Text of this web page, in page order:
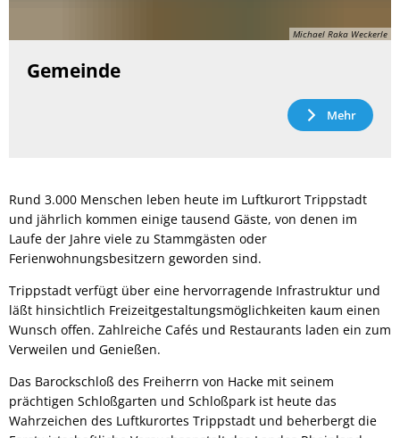
Michael Raka Weckerle
Gemeinde
Mehr
Rund 3.000 Menschen leben heute im Luftkurort Trippstadt
und jährlich kommen einige tausend Gäste, von denen im
Laufe der Jahre viele zu Stammgästen oder
Ferienwohnungsbesitzern geworden sind.
Trippstadt verfügt über eine hervorragende Infrastruktur und
läßt hinsichtlich Freizeitgestaltungsmöglichkeiten kaum einen
Wunsch offen. Zahlreiche Cafés und Restaurants laden ein zum
Verweilen und Genießen.
Das Barockschloß des Freiherrn von Hacke mit seinem
prächtigen Schloßgarten und Schloßpark ist heute das
Wahrzeichen des Luftkurortes Trippstadt und beherbergt die